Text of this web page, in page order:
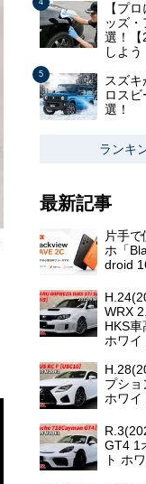
【プ
ッズ
選！【
しよう
スズ
ロス
選！
ランキ
最新記事
片手
ホ「
droid
WRX
HKS
ホワ
プシ
ホワ
GT4 1
ト ホ